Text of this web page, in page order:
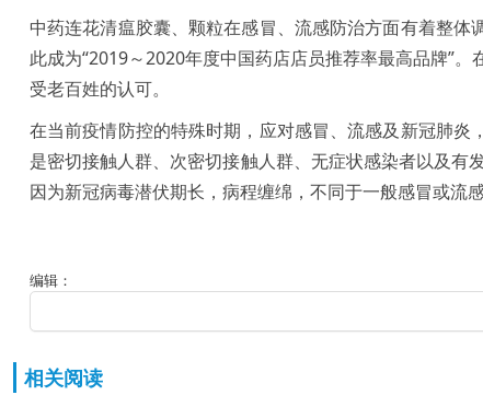
中药连花清瘟胶囊、颗粒在感冒、流感防治方面有着整
此成为“2019～2020年度中国药店店员推荐率最高品牌”
受老百姓的认可。
在当前疫情防控的特殊时期，应对感冒、流感及新冠肺
是密切接触人群、次密切接触人群、无症状感染者以及
因为新冠病毒潜伏期长，病程缠绵，不同于一般感冒或流
编辑：
相关阅读